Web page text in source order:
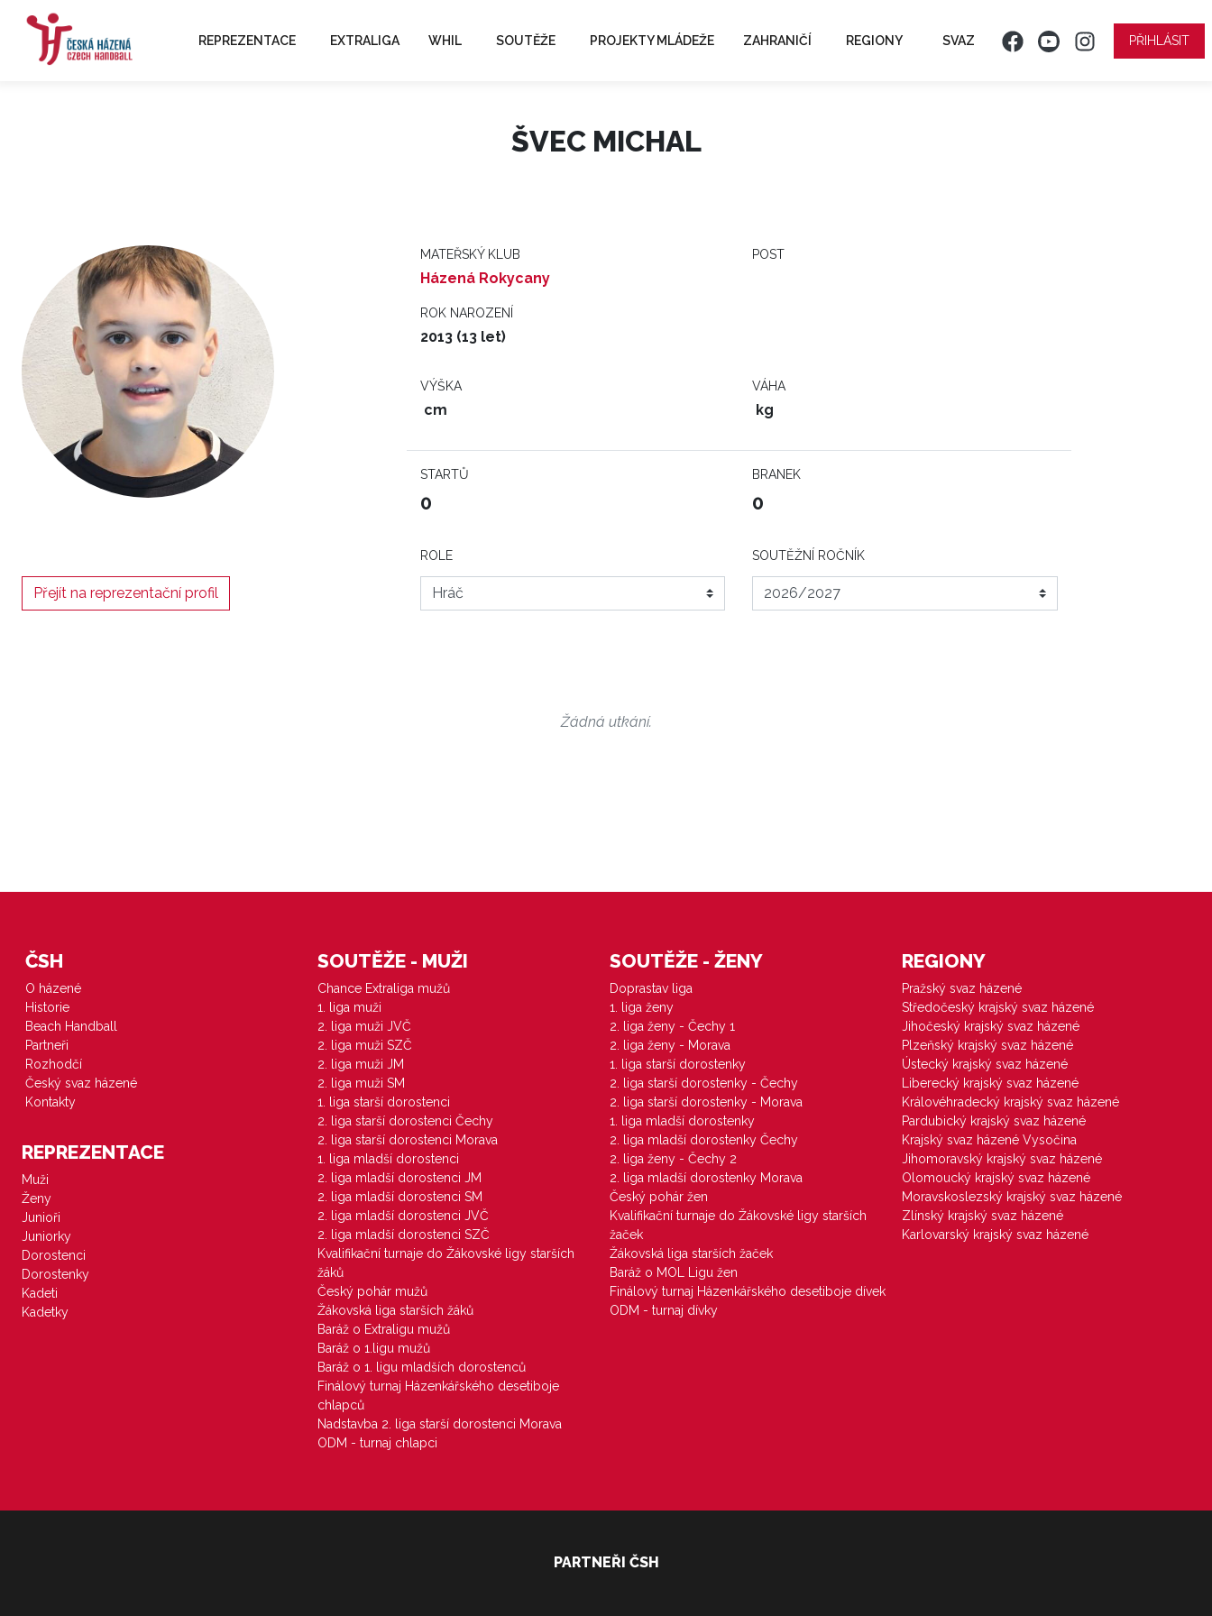
REPREZENTACE EXTRALIGA WHIL SOUTĚŽE PROJEKTY MLÁDEŽE ZAHRANIČÍ REGIONY SVAZ PŘIHLÁSIT
ŠVEC MICHAL
MATEŘSKÝ KLUB
Házená Rokycany
POST
ROK NAROZENÍ
2013 (13 let)
VÝŠKA
cm
VÁHA
kg
STARTŮ
0
BRANEK
0
Přejít na reprezentační profil
ROLE SOUTĚŽNÍ ROČNÍK
Žádná utkání.
ČSH
O házené
Historie
Beach Handball
Partneři
Rozhodčí
Český svaz házené
Kontakty
REPREZENTACE
Muži
Ženy
Junioři
Juniorky
Dorostenci
Dorostenky
Kadeti
Kadetky
SOUTĚŽE - MUŽI
Chance Extraliga mužů
1. liga muži
2. liga muži JVČ
2. liga muži SZČ
2. liga muži JM
2. liga muži SM
1. liga starší dorostenci
2. liga starší dorostenci Čechy
2. liga starší dorostenci Morava
1. liga mladší dorostenci
2. liga mladší dorostenci JM
2. liga mladší dorostenci SM
2. liga mladší dorostenci JVČ
2. liga mladší dorostenci SZČ
Kvalifikační turnaje do Žákovské ligy starších
žáků
Český pohár mužů
Žákovská liga starších žáků
Baráž o Extraligu mužů
Baráž o 1.ligu mužů
Baráž o 1. ligu mladších dorostenců
Finálový turnaj Házenkářského desetiboje
chlapců
Nadstavba 2. liga starší dorostenci Morava
ODM - turnaj chlapci
SOUTĚŽE - ŽENY
Doprastav liga
1. liga ženy
2. liga ženy - Čechy 1
2. liga ženy - Morava
1. liga starší dorostenky
2. liga starší dorostenky - Čechy
2. liga starší dorostenky - Morava
1. liga mladší dorostenky
2. liga mladší dorostenky Čechy
2. liga ženy - Čechy 2
2. liga mladší dorostenky Morava
Český pohár žen
Kvalifikační turnaje do Žákovské ligy starších
žaček
Žákovská liga starších žaček
Baráž o MOL Ligu žen
Finálový turnaj Házenkářského desetiboje dívek
ODM - turnaj dívky
REGIONY
Pražský svaz házené
Středočeský krajský svaz házené
Jihočeský krajský svaz házené
Plzeňský krajský svaz házené
Ústecký krajský svaz házené
Liberecký krajský svaz házené
Královéhradecký krajský svaz házené
Pardubický krajský svaz házené
Krajský svaz házené Vysočina
Jihomoravský krajský svaz házené
Olomoucký krajský svaz házené
Moravskoslezský krajský svaz házené
Zlínský krajský svaz házené
Karlovarský krajský svaz házené
PARTNEŘI ČSH